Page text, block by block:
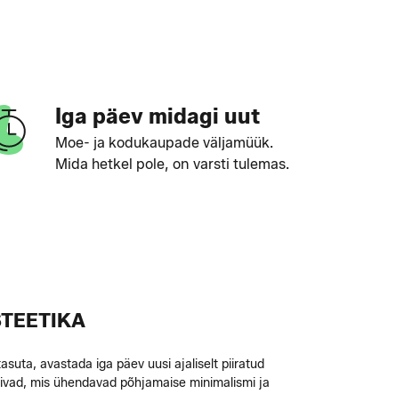
Iga päev midagi uut
Moe- ja kodukaupade väljamüük.
Mida hetkel pole, on varsti tulemas.
avastada iga päev uusi ajaliselt piiratud
mis ühendavad põhjamaise minimalismi ja